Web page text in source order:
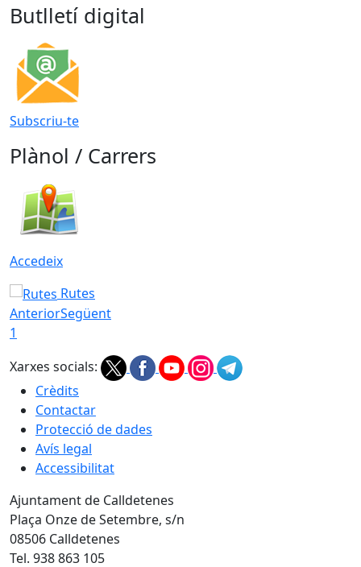
Butlletí digital
Subscriu-te
Plànol / Carrers
Accedeix
Rutes
AnteriorSegüent
1
Xarxes socials:
Crèdits
Contactar
Protecció de dades
Avís legal
Accessibilitat
Ajuntament de Calldetenes
Plaça Onze de Setembre, s/n
08506 Calldetenes
Tel. 938 863 105